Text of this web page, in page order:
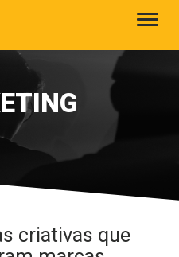
criativas que